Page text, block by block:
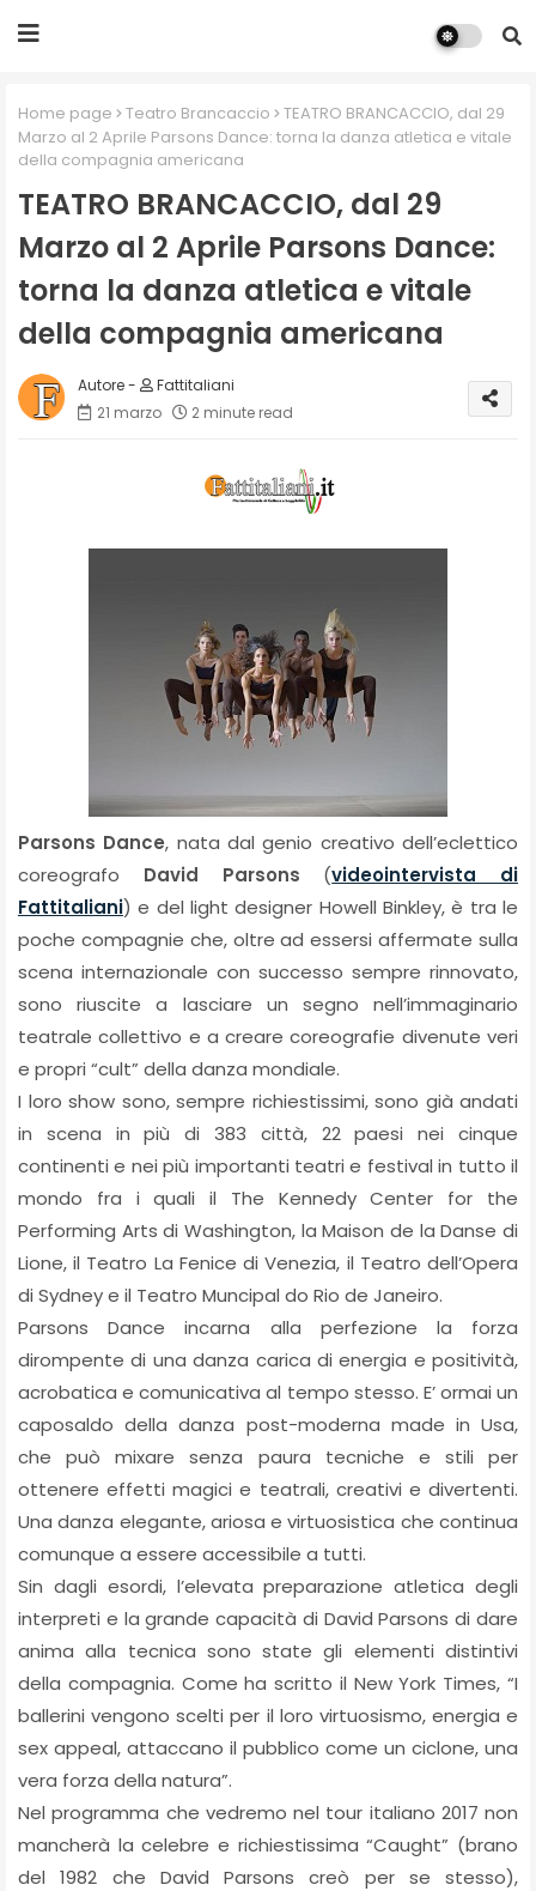
Home page Teatro Brancaccio
TEATRO BRANCACCIO, dal 29
Marzo al 2 Aprile Parsons Dance: torna la danza atletica e vitale
della compagnia americana
TEATRO BRANCACCIO, dal 29
Marzo al 2 Aprile Parsons Dance:
torna la danza atletica e vitale
della compagnia americana
Fattitaliani
21 marzo
2 minute read
Parsons Dance, nata dal genio creativo dell’eclettico
coreografo David Parsons (videointervista di
Fattitaliani) e del light designer Howell Binkley, è tra le
poche compagnie che, oltre ad essersi affermate sulla
scena internazionale con successo sempre rinnovato,
sono riuscite a lasciare un segno nell’immaginario
teatrale collettivo e a creare coreografie divenute veri
e propri “cult” della danza mondiale.
I loro show sono, sempre richiestissimi, sono già andati
in scena in più di 383 città, 22 paesi nei cinque
continenti e nei più importanti teatri e festival in tutto il
mondo fra i quali il The Kennedy Center for the
Performing Arts di Washington, la Maison de la Danse di
Lione, il Teatro La Fenice di Venezia, il Teatro dell’Opera
di Sydney e il Teatro Muncipal do Rio de Janeiro.
Parsons Dance incarna alla perfezione la forza
dirompente di una danza carica di energia e positività,
acrobatica e comunicativa al tempo stesso. E’ ormai un
caposaldo della danza post-moderna made in Usa,
che può mixare senza paura tecniche e stili per
ottenere effetti magici e teatrali, creativi e divertenti.
Una danza elegante, ariosa e virtuosistica che continua
comunque a essere accessibile a tutti.
Sin dagli esordi, l’elevata preparazione atletica degli
interpreti e la grande capacità di David Parsons di dare
anima alla tecnica sono state gli elementi distintivi
della compagnia. Come ha scritto il New York Times, “I
ballerini vengono scelti per il loro virtuosismo, energia e
sex appeal, attaccano il pubblico come un ciclone, una
vera forza della natura”.
Nel programma che vedremo nel tour italiano 2017 non
mancherà la celebre e richiestissima “Caught” (brano
del 1982 che David Parsons creò per se stesso),